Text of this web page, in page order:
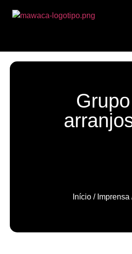
Início/ Imprensa